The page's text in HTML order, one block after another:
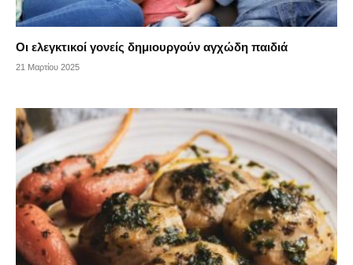
Οι ελεγκτικοί γονείς δημιουργούν αγχώδη παιδιά
21 Μαρτίου 2025